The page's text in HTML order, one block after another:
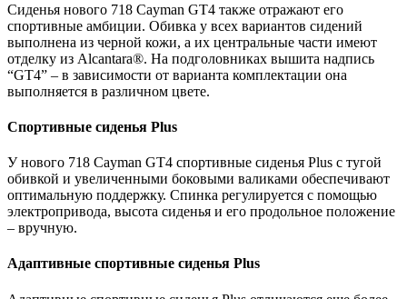
Сиденья нового 718 Cayman GT4 также отражают его
спортивные амбиции. Обивка у всех вариантов сидений
выполнена из черной кожи, а их центральные части имеют
отделку из Alcantara®. На подголовниках вышита надпись
“GT4” – в зависимости от варианта комплектации она
выполняется в различном цвете.
Спортивные сиденья Plus
У нового 718 Cayman GT4 спортивные сиденья Plus с тугой
обивкой и увеличенными боковыми валиками обеспечивают
оптимальную поддержку. Спинка регулируется с помощью
электропривода, высота сиденья и его продольное положение
– вручную.
Адаптивные спортивные сиденья Plus